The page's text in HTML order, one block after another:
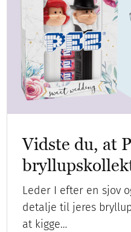
Vidste du, at
Leder I efter en sjov
detalje til jeres
at kigge…